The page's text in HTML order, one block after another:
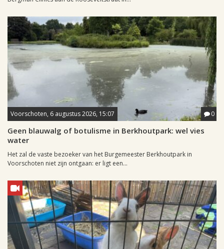
Voorschoten, 6 augustus 2026, 15:07 0
Geen blauwalg of botulisme in Berkhoutpark: wel vies
water
Het zal de vaste bezoeker van het Burgemeester Berkhoutpark in
Voorschoten niet zijn ontgaan: er ligt een...